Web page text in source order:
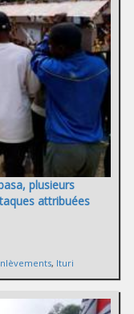
plusieurs
attribuées
, Ituri